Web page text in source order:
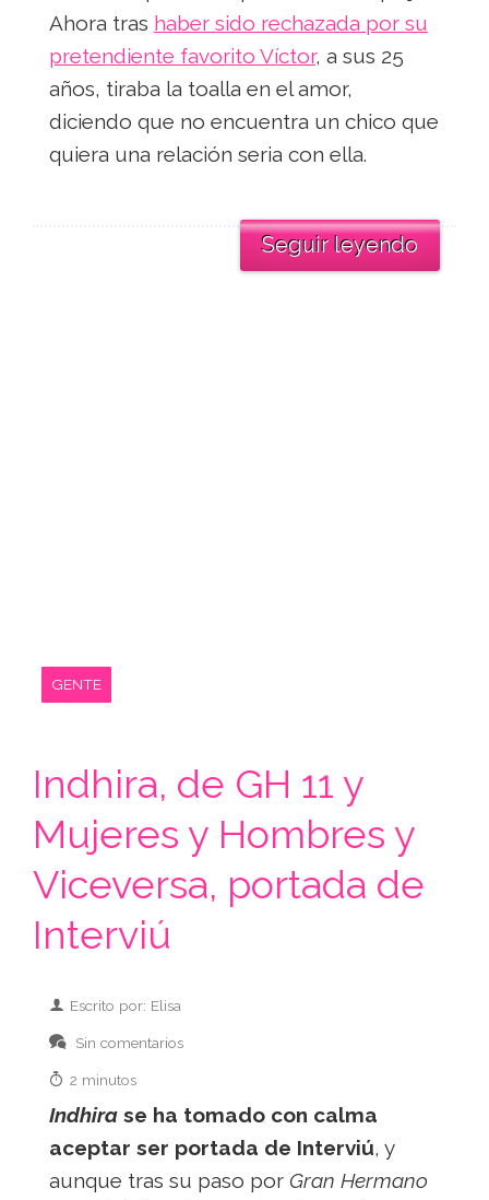
Ahora tras haber sido rechazada por su
pretendiente favorito Víctor, a sus 25
años, tiraba la toalla en el amor,
diciendo que no encuentra un chico que
quiera una relación seria con ella.
Seguir leyendo
GENTE
Indhira, de GH 11 y
Mujeres y Hombres y
Viceversa, portada de
Interviú
Escrito por: Elisa
Sin comentarios
2 minutos
Indhira se ha tomado con calma
aceptar ser portada de Interviú, y
aunque tras su paso por Gran Hermano